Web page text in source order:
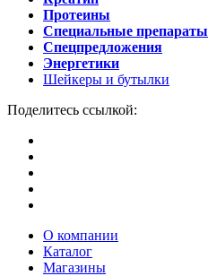
Протеины
Специальные препараты
Спецпредложения
Энергетики
Шейкеры и бутылки
Поделитесь ссылкой:
О компании
Каталог
Магазины